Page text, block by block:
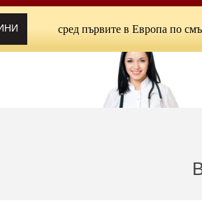
е сред първите в Европа по